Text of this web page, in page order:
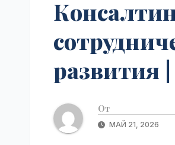
развития
От
МАЙ 21, 2026